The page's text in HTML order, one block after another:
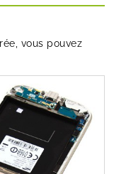
vous pouvez